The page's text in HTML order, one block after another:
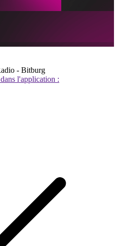
- Bitburg
l'application :